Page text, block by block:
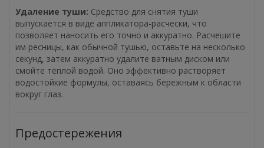
Удаление туши: Средство для снятия туши
выпускается в виде аппликатора-расчески, что
позволяет наносить его точно и аккуратно. Расчешите
им ресницы, как обычной тушью, оставьте на несколько
секунд, затем аккуратно удалите ватным диском или
смойте тёплой водой. Оно эффективно растворяет
водостойкие формулы, оставаясь бережным к области
вокруг глаз.
Предостережения